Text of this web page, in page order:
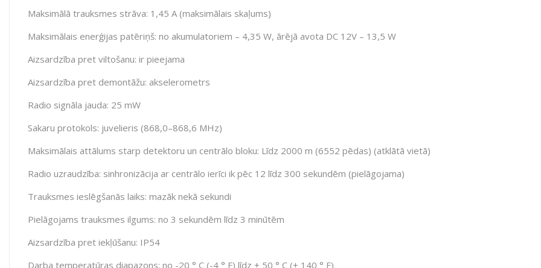
Maksimālā trauksmes strāva: 1,45 А (maksimālais skaļums)
Maksimālais enerģijas patēriņš: no akumulatoriem – 4,35 W, ārējā avota DC 12V – 13,5 W
Aizsardzība pret viltošanu: ir pieejama
Aizsardzība pret demontāžu: akselerometrs
Radio signāla jauda: 25 mW
Sakaru protokols: juvelieris (868,0–868,6 MHz)
Maksimālais attālums starp detektoru un centrālo bloku: Līdz 2000 m (6552 pēdas) (atklātā vietā)
Radio uzraudzība: sinhronizācija ar centrālo ierīci ik ​​pēc 12 līdz 300 sekundēm (pielāgojama)
Trauksmes ieslēgšanās laiks: mazāk nekā sekundi
Pielāgojams trauksmes ilgums: no 3 sekundēm līdz 3 minūtēm
Aizsardzība pret iekļūšanu: IP54
Darba temperatūras diapazons: no -20 ° С (-4 ° F) līdz + 50 ° С (+ 140 ° F)